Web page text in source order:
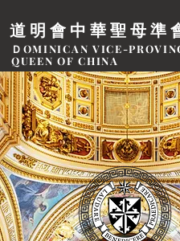
道明會中華聖母準
ＤOMINICAN VICE-
QUEEN OF CHINA